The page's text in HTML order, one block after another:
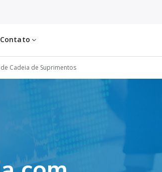
Contato
Cadeia de Suprimentos